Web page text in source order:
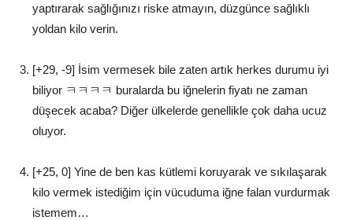
yaptırarak sağlığınızı riske atmayın, düzgünce sağlıklı
yoldan kilo verin.
[+29, -9] İsim vermesek bile zaten artık herkes durumu iyi
biliyor ㅋㅋㅋㅋ buralarda bu iğnelerin fiyatı ne zaman
düşecek acaba? Diğer ülkelerde genellikle çok daha ucuz
oluyor.
[+25, 0] Yine de ben kas kütlemi koruyarak ve sıkılaşarak
kilo vermek istediğim için vücuduma iğne falan vurdurmak
istemem…